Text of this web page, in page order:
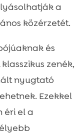
a
közérzetét.
és
zenék,
nyugtató
Ezekkel
éri el a